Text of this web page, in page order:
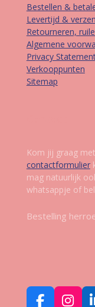
Bestellen &
Levertijd &
Retourneren,
Algemene
Privacy
Verkooppunten
Sitemap
Kom jij graag
contactformulier
mag natuurlijk
whatsappje of
Bestelling